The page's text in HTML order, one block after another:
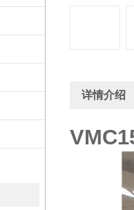
详情介绍